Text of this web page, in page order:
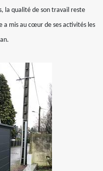
la qualité de son travail reste
a mis au cœur de ses activités les